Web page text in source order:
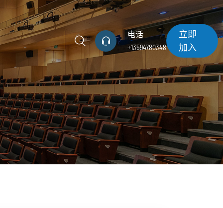
电话
+13594780348
立即
加入